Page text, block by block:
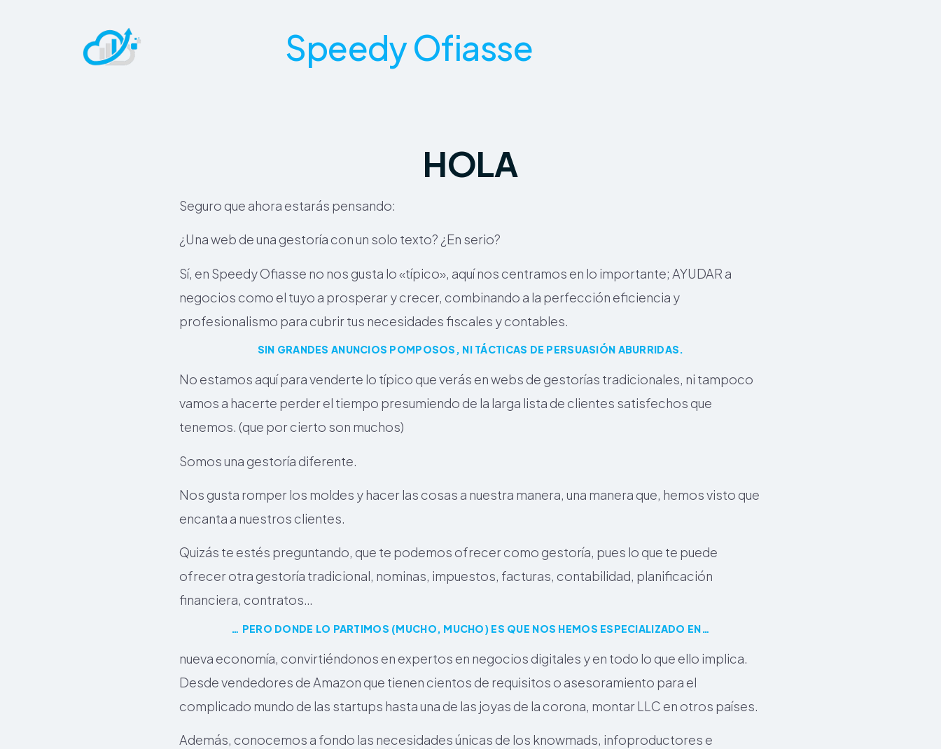
Speedy Ofiasse
HOLA
Seguro que ahora estarás pensando:
¿Una web de una gestoría con un solo texto? ¿En serio?
Sí, en Speedy Ofiasse no nos gusta lo «típico», aquí nos centramos en lo importante; AYUDAR a
negocios como el tuyo a prosperar y crecer, combinando a la perfección eficiencia y
profesionalismo para cubrir tus necesidades fiscales y contables.
SIN GRANDES ANUNCIOS POMPOSOS, NI TÁCTICAS DE PERSUASIÓN ABURRIDAS.
No estamos aquí para venderte lo típico que verás en webs de gestorías tradicionales, ni tampoco
vamos a hacerte perder el tiempo presumiendo de la larga lista de clientes satisfechos que
tenemos. (que por cierto son muchos)
Somos una gestoría diferente.
Nos gusta romper los moldes y hacer las cosas a nuestra manera, una manera que, hemos visto que
encanta a nuestros clientes.
Quizás te estés preguntando, que te podemos ofrecer como gestoría, pues lo que te puede
ofrecer otra gestoría tradicional, nominas, impuestos, facturas, contabilidad, planificación
financiera, contratos…
… PERO DONDE LO PARTIMOS (mUCHO, MUCHO) ES QUE NOS HEMOS ESPECIALIZADO EN…
nueva economía, convirtiéndonos en expertos en negocios digitales y en todo lo que ello implica.
Desde vendedores de Amazon que tienen cientos de requisitos o asesoramiento para el
complicado mundo de las startups hasta una de las joyas de la corona, montar LLC en otros países.
Además, conocemos a fondo las necesidades únicas de los knowmads, infoproductores e